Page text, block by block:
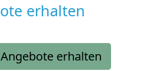
erhalten
erhalten